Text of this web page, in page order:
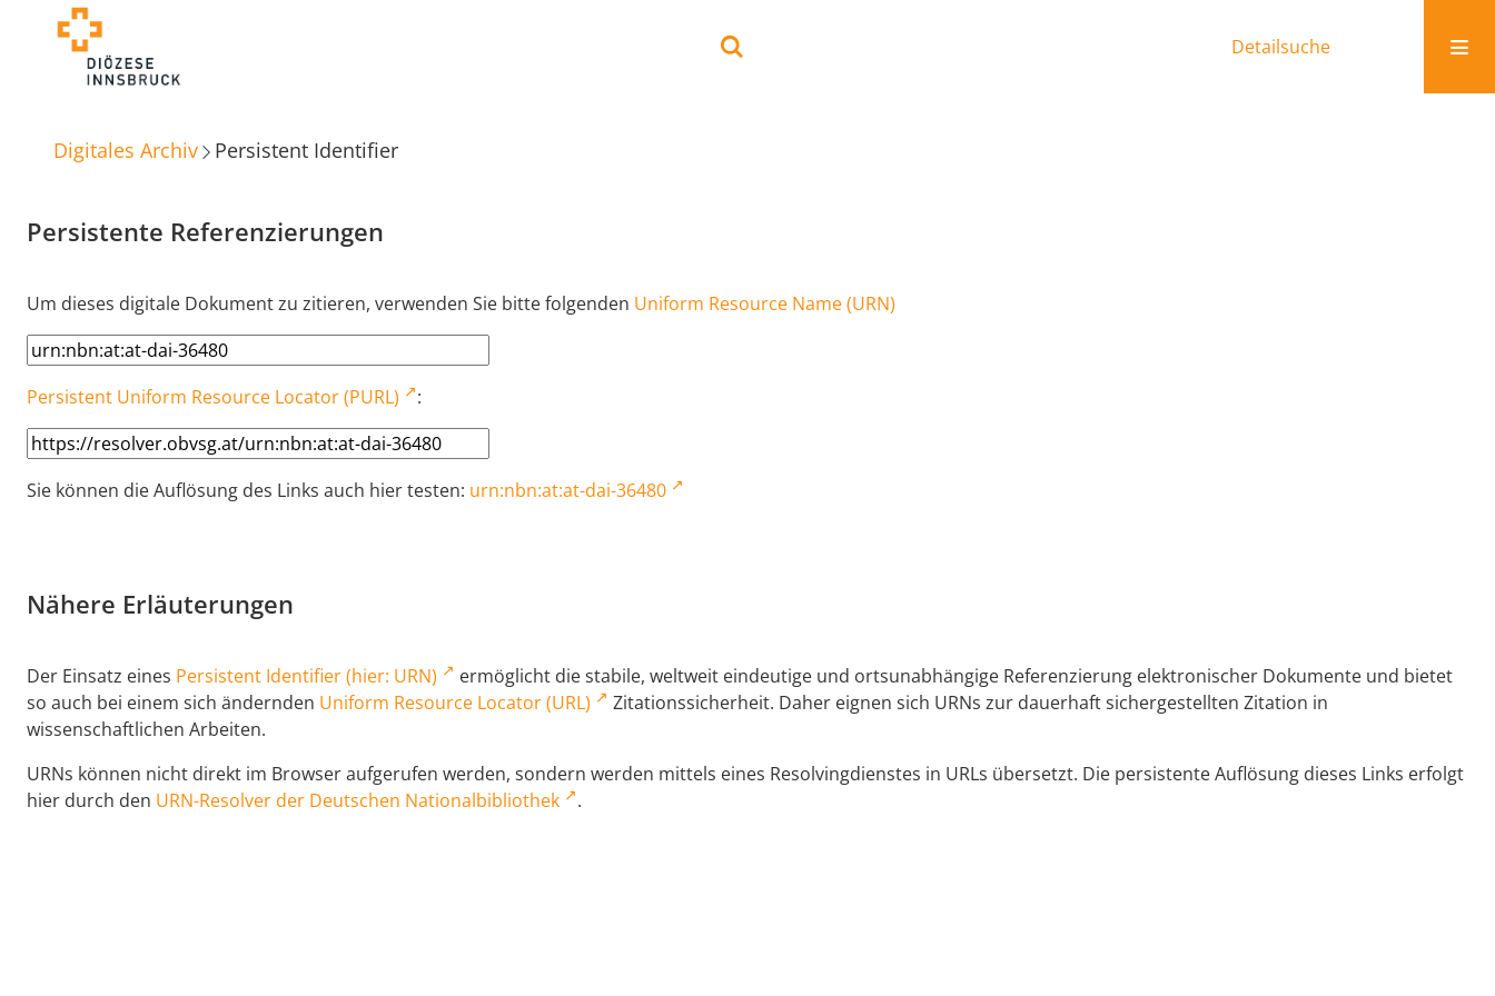
Detailsuche
Digitales Archiv Persistent Identifier
Persistente Referenzierungen
Um dieses digitale Dokument zu zitieren, verwenden Sie bitte folgenden Uniform Resource Name (URN)
Persistent Uniform Resource Locator (PURL) :
Sie können die Auflösung des Links auch hier testen: urn:nbn:at:at-dai-36480
Nähere Erläuterungen
Der Einsatz eines Persistent Identifier (hier: URN)
ermöglicht die stabile, weltweit eindeutige und ortsunabhängige Referenzierung elektronischer Dokumente und bietet
so auch bei einem sich ändernden Uniform Resource Locator (URL)
Zitationssicherheit. Daher eignen sich URNs zur dauerhaft sichergestellten Zitation in
wissenschaftlichen Arbeiten.
URNs können nicht direkt im Browser aufgerufen werden, sondern werden mittels eines Resolvingdienstes in URLs übersetzt. Die persistente Auflösung dieses Links erfolgt
hier durch den URN-Resolver der Deutschen Nationalbibliothek .